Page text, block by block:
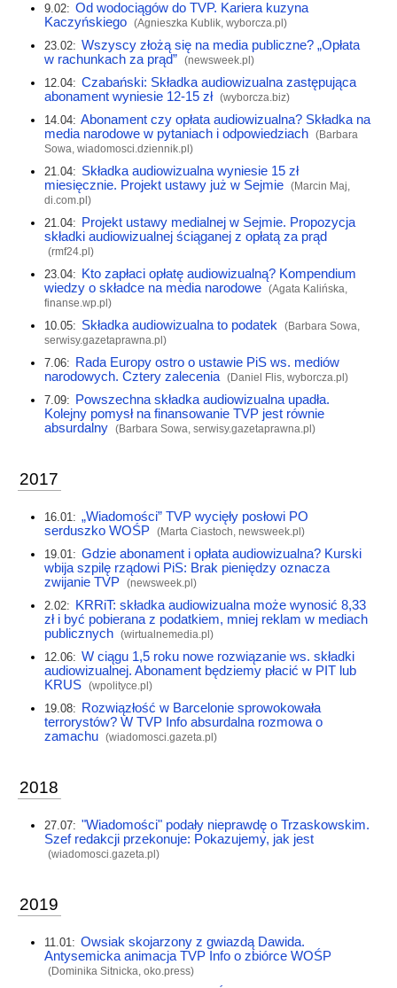
9.02: Od wodociągów do TVP. Kariera kuzyna
Kaczyńskiego (Agnieszka Kublik, wyborcza.pl)
23.02: Wszyscy złożą się na media publiczne? „Opłata
w rachunkach za prąd” (newsweek.pl)
12.04: Czabański: Składka audiowizualna zastępująca
abonament wyniesie 12-15 zł (wyborcza.biz)
14.04: Abonament czy opłata audiowizualna? Składka na
media narodowe w pytaniach i odpowiedziach (Barbara
Sowa, wiadomosci.dziennik.pl)
21.04: Składka audiowizualna wyniesie 15 zł
miesięcznie. Projekt ustawy już w Sejmie (Marcin Maj,
di.com.pl)
21.04: Projekt ustawy medialnej w Sejmie. Propozycja
składki audiowizualnej ściąganej z opłatą za prąd
(rmf24.pl)
23.04: Kto zapłaci opłatę audiowizualną? Kompendium
wiedzy o składce na media narodowe (Agata Kalińska,
finanse.wp.pl)
10.05: Składka audiowizualna to podatek
(Barbara Sowa,
serwisy.gazetaprawna.pl)
7.06: Rada Europy ostro o ustawie PiS ws. mediów
narodowych. Cztery zalecenia (Daniel Flis, wyborcza.pl)
7.09: Powszechna składka audiowizualna upadła.
Kolejny pomysł na finansowanie TVP jest równie
absurdalny (Barbara Sowa, serwisy.gazetaprawna.pl)
2017
16.01: „Wiadomości” TVP wycięły posłowi PO
serduszko WOŚP (Marta Ciastoch, newsweek.pl)
19.01: Gdzie abonament i opłata audiowizualna? Kurski
wbija szpilę rządowi PiS: Brak pieniędzy oznacza
zwijanie TVP (newsweek.pl)
2.02: KRRiT: składka audiowizualna może wynosić 8,33
zł i być pobierana z podatkiem, mniej reklam w mediach
publicznych (wirtualnemedia.pl)
12.06: W ciągu 1,5 roku nowe rozwiązanie ws. składki
audiowizualnej. Abonament będziemy płacić w PIT lub
KRUS (wpolityce.pl)
19.08: Rozwiązłość w Barcelonie sprowokowała
terrorystów? W TVP Info absurdalna rozmowa o
zamachu (wiadomosci.gazeta.pl)
2018
27.07: "Wiadomości" podały nieprawdę o Trzaskowskim.
Szef redakcji przekonuje: Pokazujemy, jak jest
(wiadomosci.gazeta.pl)
2019
11.01: Owsiak skojarzony z gwiazdą Dawida.
Antysemicka animacja TVP Info o zbiórce WOŚP
(Dominika Sitnicka, oko.press)